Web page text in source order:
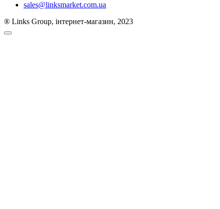
sales@linksmarket.com.ua
® Links Group, інтернет-магазин, 2023